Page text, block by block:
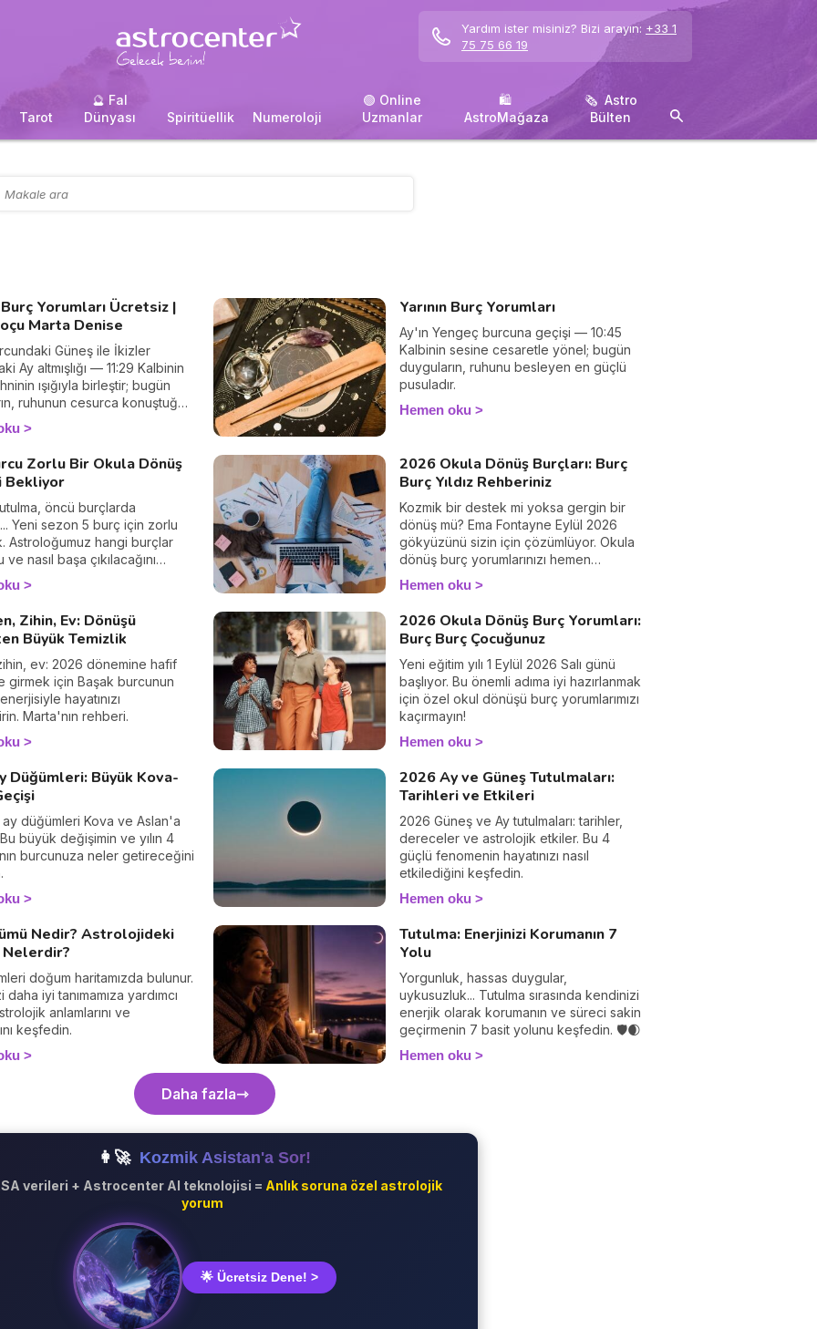
Yardım ister misiniz? Bizi arayın: +33 1
75 75 66 19
Tarot
🔮 Fal
Dünyası
Spiritüellik Numeroloji
🟢 Online
Uzmanlar
🛍 ️
AstroMağaza
🗞 ️ Astro
Bülten
Yorumları Ücretsiz |
Marta Denise
Güneş ile İkizler
Ay altmışlığı — 11:29 Kalbinin
ışığıyla birleştir; bugün
ruhunun cesurca konuştuğu
dönüşsün.
Yarının Burç Yorumları
Ay'ın Yengeç burcuna geçişi — 10:45
Kalbinin sesine cesaretle yönel; bugün
duyguların, ruhunu besleyen en güçlü
pusuladır.
Hemen oku
Zorlu Bir Okula Dönüş
Bekliyor
öncü burçlarda
Yeni sezon 5 burç için zorlu
Astroloğumuz hangi burçlar
nasıl başa çıkılacağını
2026 Okula Dönüş Burçları: Burç
Burç Yıldız Rehberiniz
Kozmik bir destek mi yoksa gergin bir
dönüş mü? Ema Fontayne Eylül 2026
gökyüzünü sizin için çözümlüyor. Okula
dönüş burç yorumlarınızı hemen
keşfedin!
Hemen oku
Zihin, Ev: Dönüşü
Büyük Temizlik
ev: 2026 dönemine hafif
girmek için Başak burcunun
hayatınızı
Marta'nın rehberi.
2026 Okula Dönüş Burç Yorumları:
Burç Burç Çocuğunuz
Yeni eğitim yılı 1 Eylül 2026 Salı günü
başlıyor. Bu önemli adıma iyi hazırlanmak
için özel okul dönüşü burç yorumlarımızı
kaçırmayın!
Hemen oku
Düğümleri: Büyük Kova-
düğümleri Kova ve Aslan'a
büyük değişimin ve yılın 4
burcunuza neler getireceğini
2026 Ay ve Güneş Tutulmaları:
Tarihleri ve Etkileri
2026 Güneş ve Ay tutulmaları: tarihler,
dereceler ve astrolojik etkiler. Bu 4
güçlü fenomenin hayatınızı nasıl
etkilediğini keşfedin.
Hemen oku
Nedir? Astrolojideki
doğum haritamızda bulunur.
daha iyi tanımamıza yardımcı
anlamlarını ve
keşfedin.
Tutulma: Enerjinizi Korumanın 7
Yolu
Yorgunluk, hassas duygular,
uykusuzluk... Tutulma sırasında kendinizi
enerjik olarak korumanın ve süreci sakin
geçirmenin 7 basit yolunu keşfedin. 🛡️🌒
Hemen oku
Daha fazla
👩‍🚀 Kozmik Asistan'a Sor!
verileri + Astrocenter AI teknolojisi = Anlık soruna özel astrolojik
yorum
🌟 Ücretsiz Dene! >